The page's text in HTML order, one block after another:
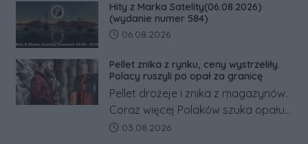
tym zmianom zyskają.
Hity z Marka Satelity(06.08.2026)
(wydanie numer 584)
Data dodania artykułu:
06.08.2026
Pellet znika z rynku, ceny wystrzeliły.
Polacy ruszyli po opał za granicę
Pellet drożeje i znika z magazynów.
Coraz więcej Polaków szuka opału
za granicą, gdzie bywa nawet
Data dodania artykułu:
03.08.2026